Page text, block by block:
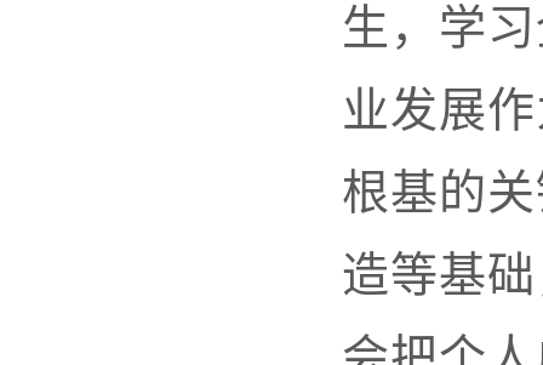
生，学
业发展
根基的
造等基